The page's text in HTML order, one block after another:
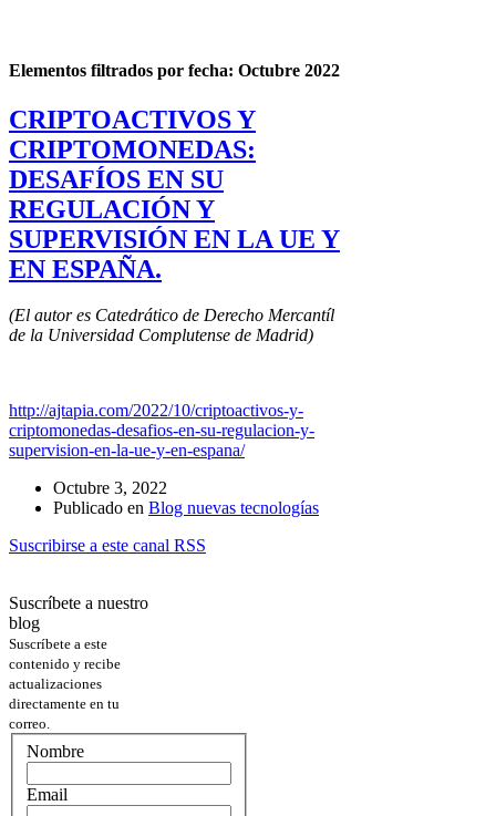
Elementos filtrados por fecha: Octubre 2022
CRIPTOACTIVOS Y
CRIPTOMONEDAS:
DESAFÍOS EN SU
REGULACIÓN Y
SUPERVISIÓN EN LA UE Y
EN ESPAÑA.
(El autor es Catedrático de Derecho Mercantíl
de la Universidad Complutense de Madrid)
http://ajtapia.com/2022/10/criptoactivos-y-
criptomonedas-desafios-en-su-regulacion-y-
supervision-en-la-ue-y-en-espana/
Octubre 3, 2022
Publicado en Blog nuevas tecnologías
Suscribirse a este canal RSS
Suscríbete a nuestro
blog
Suscríbete a este
contenido y recibe
actualizaciones
directamente en tu
correo.
Nombre
Email